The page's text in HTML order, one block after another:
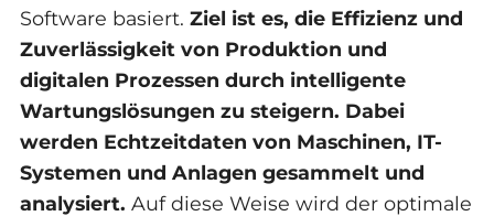
Software basiert. Ziel ist es, die Effizienz und
Zuverlässigkeit von Produktion und
digitalen Prozessen durch intelligente
Wartungslösungen zu steigern. Dabei
werden Echtzeitdaten von Maschinen, IT-
Systemen und Anlagen gesammelt und
analysiert. Auf diese Weise wird der optimale